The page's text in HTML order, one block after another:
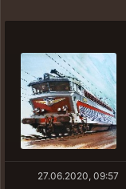
27.06.2020, 09:57